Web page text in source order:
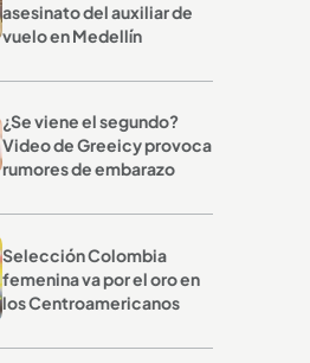
asesinato del auxiliar de
vuelo en Medellín
¿Se viene el segundo?
Video de Greeicy provoca
rumores de embarazo
Selección Colombia
femenina va por el oro en
los Centroamericanos